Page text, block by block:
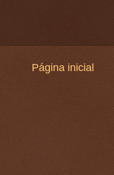
Página inicial